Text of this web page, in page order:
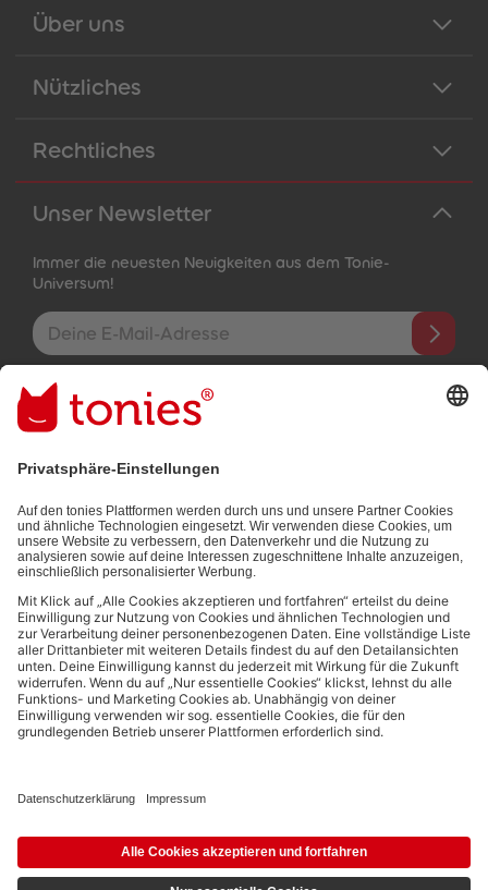
Über uns
Nützliches
Rechtliches
Unser Newsletter
Immer die neuesten Neuigkeiten aus dem Tonie-
Universum!
E-Mail-Addresse
Mit dem Absenden abonnierst du unseren E-Mail-Newsletter, der
auf den von dir bereitgestellten Informationen (z.B. Account-
informationen) und den von dir zu Werbezwecken bereitgestellten
Datenschutzbestimmungen.
Bezahlmethoden:
Links zu sozialen Netzwerken
Die Nutzung der Inhalte für Text- und Data-Mining von (generativen) KI
Zusammenhang ausdrücklich vorbehalten und daher verboten.